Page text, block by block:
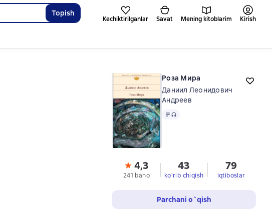
Topish
Kechiktirilganlar Savat Mening kitoblarim Kirish
Роза Мира
Даниил Леонидович
Андреев
Matn
4,3
241 baho
43
ko'rib chiqish
79
iqtiboslar
Parchani o`qish